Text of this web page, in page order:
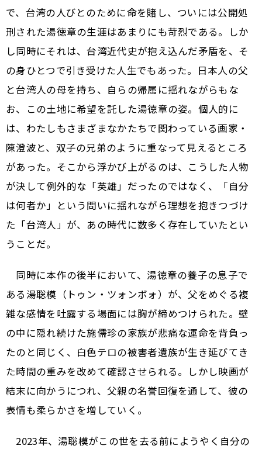
で、台湾の人びとのために命を賭し、ついには公開処
刑された湯徳章の生涯はあまりにも苛烈である。しか
し同時にそれは、台湾近代史が抱え込んだ矛盾を、そ
の身ひとつで引き受けた人生でもあった。日本人の父
と台湾人の母を持ち、自らの帰属に揺れながらもな
お、この土地に希望を託した湯徳章の姿。個人的に
は、わたしもさまざまなかたちで関わっている画家・
陳澄波と、双子の兄弟のように重なって見えるところ
があった。そこから浮かび上がるのは、こうした人物
が決して例外的な「英雄」だったのではなく、「自分
は何者か」という問いに揺れながら理想を抱きつづけ
た「台湾人」が、あの時代に数多く存在していたとい
うことだ。
同時に本作の後半において、湯徳章の養子の息子で
ある湯聡模（トゥン・ツォンボォ）が、父をめぐる複
雑な感情を吐露する場面には胸が締めつけられた。壁
の中に隠れ続けた施儒珍の家族が悲痛な運命を背負っ
たのと同じく、白色テロの被害者遺族が生き延びてき
た時間の重みを改めて確認させられる。しかし映画が
結末に向かうにつれ、父親の名誉回復を通して、彼の
表情も柔らかさを増していく。
2023年、湯聡模がこの世を去る前にようやく自分の